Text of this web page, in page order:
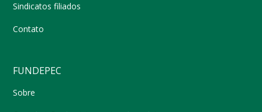
Sindicatos filiados
Contato
FUNDEPEC
Sobre